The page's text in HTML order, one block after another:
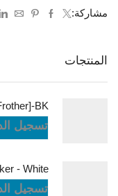
مشاركة:
المنتجات
تسجيل
تسجيل